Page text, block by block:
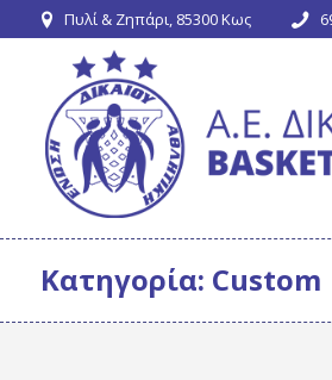
Πυλί & Ζηπάρι, 85300 Κως
Κατηγορία: Custom